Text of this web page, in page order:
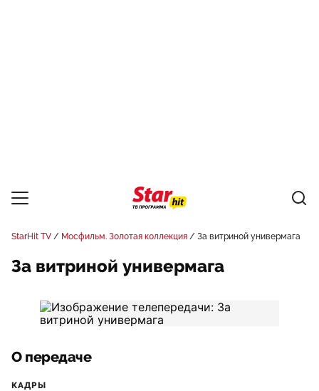
StarHit TV Мосфильм. Золотая коллекция За витриной универмага
За витриной универмага
О передаче
КАДРЫ